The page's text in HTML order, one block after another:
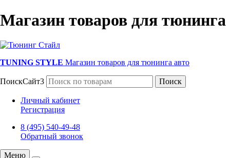
Магазин товаров для тюнинга
TUNING STYLE Магазин товаров для тюнинга авто
ПоискСайт3 Поиск
Личный кабинет
Регистрация
8 (495) 540-49-48
Обратный звонок
Меню